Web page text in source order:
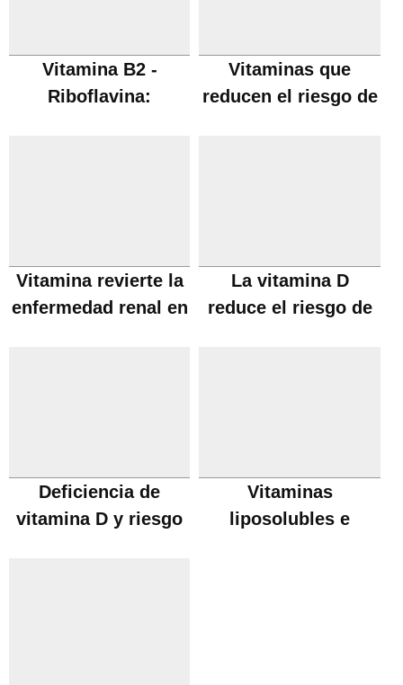
Vitamina B2 -
Riboflavina:
Vitaminas que
reducen el riesgo de
Vitamina revierte la
enfermedad renal en
La vitamina D
reduce el riesgo de
Deficiencia de
vitamina D y riesgo
Vitaminas
liposolubles e